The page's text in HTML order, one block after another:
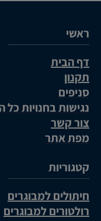
ראשי
דף הבית
תקנון
סניפים
נגישות בחנויות
צור קשר
מפת אתר
קטגוריות
חיתולים למבוגרים
רולטורים למבוגרים